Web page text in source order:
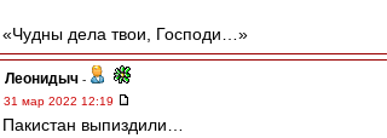
«Чудны дела твои, Господи…»
Леонидыч -
31 мар 2022 12:19
Пакистан выпиздили…